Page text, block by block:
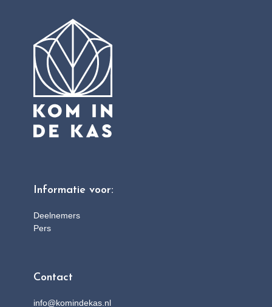
Informatie voor:
Deelnemers
Pers
Contact
info@komindekas.nl